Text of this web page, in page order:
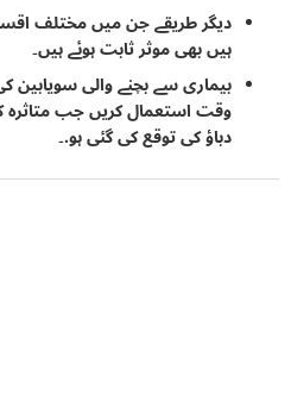
دیگر طریقے جن میں مختلف اقسام کا
ہیں بھی موثر ثابت ہوئے ہیں۔
بیماری سے بچنے والی سویابین کی
وقت استعمال کریں جب متاثرہ کھیت
دباؤ کی توقع کی گئی ہو.۔